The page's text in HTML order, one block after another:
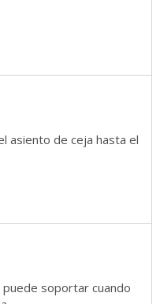
asiento de ceja hasta el
puede soportar cuando